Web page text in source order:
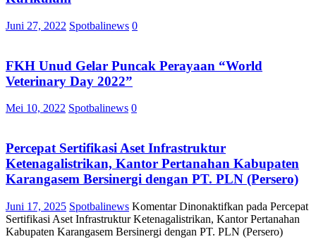
Juni 27, 2022 Spotbalinews 0
FKH Unud Gelar Puncak Perayaan “World
Veterinary Day 2022”
Mei 10, 2022 Spotbalinews 0
Percepat Sertifikasi Aset Infrastruktur
Ketenagalistrikan, Kantor Pertanahan Kabupaten
Karangasem Bersinergi dengan PT. PLN (Persero)
Juni 17, 2025 Spotbalinews Komentar Dinonaktifkan pada Percepat
Sertifikasi Aset Infrastruktur Ketenagalistrikan, Kantor Pertanahan
Kabupaten Karangasem Bersinergi dengan PT. PLN (Persero)